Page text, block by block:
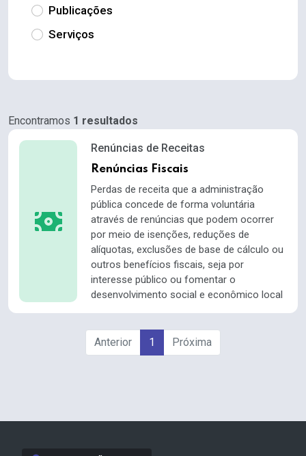
Publicações
Serviços
Encontramos 1 resultados
Renúncias de Receitas
Renúncias Fiscais
Perdas de receita que a administração
pública concede de forma voluntária
através de renúncias que podem ocorrer
por meio de isenções, reduções de
alíquotas, exclusões de base de cálculo ou
outros benefícios fiscais, seja por
interesse público ou fomentar o
desenvolvimento social e econômico local
Anterior 1 Próxima